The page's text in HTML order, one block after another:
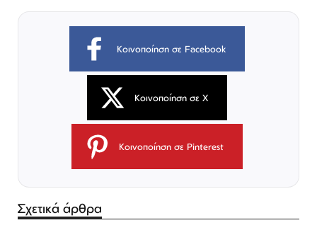
Κοινοποίηση σε Facebook
Κοινοποίηση σε X
Κοινοποίηση σε Pinterest
Σχετικά άρθρα